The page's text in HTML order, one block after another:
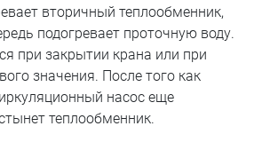
вторичный теплообменник,
подогревает проточную воду.
при закрытии крана или при
значения. После того как
насос еще
теплообменник.